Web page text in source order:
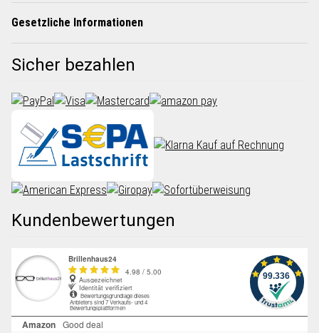
Gesetzliche Informationen
Sicher bezahlen
Kundenbewertungen